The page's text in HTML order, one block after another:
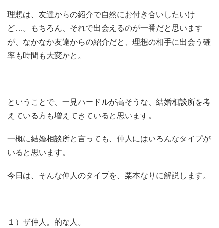
理想は、友達からの紹介で自然にお付き合いしたいけ
ど…。もちろん、それで出会えるのが一番だと思います
が、なかなか友達からの紹介だと、理想の相手に出会う確
率も時間も大変かと。
ということで、一見ハードルが高そうな、結婚相談所を考
えている方も増えてきていると思います。
一概に結婚相談所と言っても、仲人にはいろんなタイプが
いると思います。
今日は、そんな仲人のタイプを、栗本なりに解説します。
１）ザ仲人。的な人。